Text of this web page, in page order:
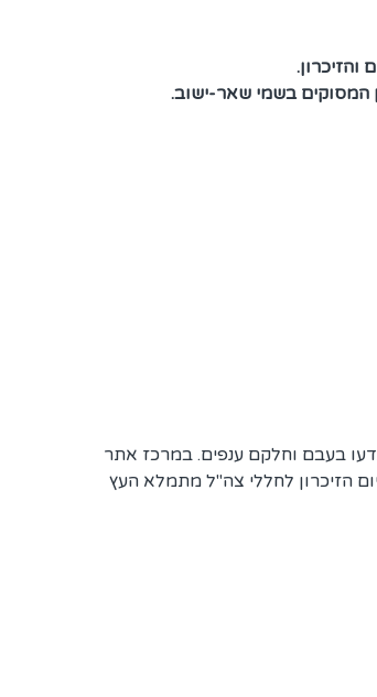
המסוקים בשמי שאר-ישוב.
בעבם וחלקם ענפים. במרכז אתר
הזיכרון לחללי צה"ל מתמלא העץ